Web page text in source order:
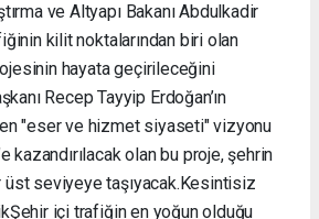
ve Altyapı Bakanı Abdulkadir
kilit noktalarından biri olan
hayata geçirileceğini
Recep Tayyip Erdoğan’ın
"eser ve hizmet siyaseti" vizyonu
kazandırılacak olan bu proje, şehrin
üst seviyeye taşıyacak. ​Kesintisiz
​Şehir içi trafiğin en yoğun olduğu